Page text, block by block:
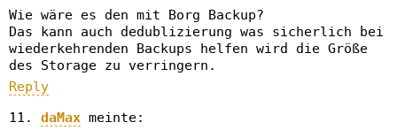
Wie wäre es den mit Borg Backup?
Das kann auch dedublizierung was sicherlich bei
wiederkehrenden Backups helfen wird die Größe
des Storage zu verringern.
Reply
daMax meinte: